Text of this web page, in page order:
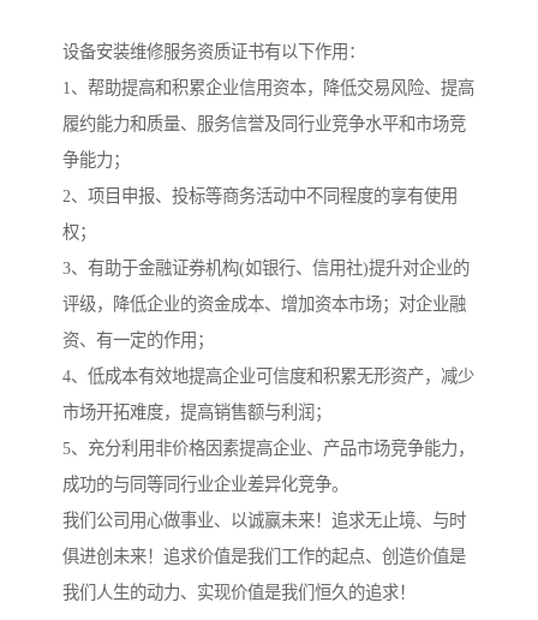
设备安装维修服务资质证书有以下作用：
1、帮助提高和积累企业信用资本，降低交易风险、提高
履约能力和质量、服务信誉及同行业竞争水平和市场竞
争能力；
2、项目申报、投标等商务活动中不同程度的享有使用
权；
3、有助于金融证券机构(如银行、信用社)提升对企业的
评级，降低企业的资金成本、增加资本市场；对企业融
资、有一定的作用；
4、低成本有效地提高企业可信度和积累无形资产，减少
市场开拓难度，提高销售额与利润；
5、充分利用非价格因素提高企业、产品市场竞争能力，
成功的与同等同行业企业差异化竞争。
我们公司用心做事业、以诚赢未来！追求无止境、与时
俱进创未来！追求价值是我们工作的起点、创造价值是
我们人生的动力、实现价值是我们恒久的追求！